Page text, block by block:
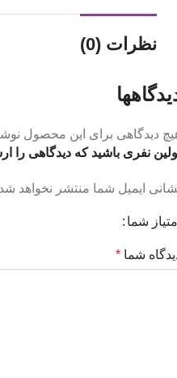
نظرات (0)
دیدگاهی برای این محصول
نفری باشید که دیدگاهی را
ایمیل شما منتشر نخواهد
شما
شما *